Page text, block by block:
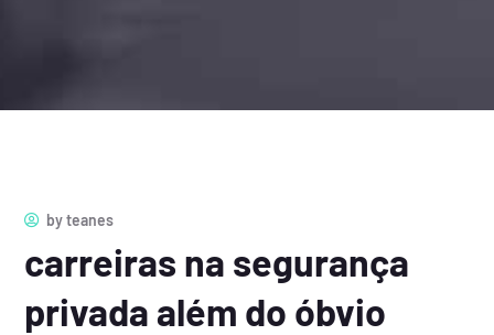
byteanes
carreiras na segurança
privada além do óbvio